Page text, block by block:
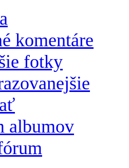
komentáre
fotky
albumov